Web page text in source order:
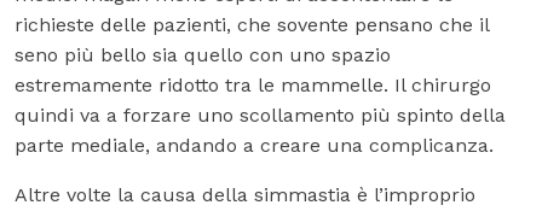
richieste delle pazienti, che sovente pensano che il
seno più bello sia quello con uno spazio
estremamente ridotto tra le mammelle. Il chirurgo
quindi va a forzare uno scollamento più spinto della
parte mediale, andando a creare una complicanza.
Altre volte la causa della simmastia è l’improprio